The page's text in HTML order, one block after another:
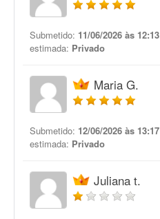
Submetido: 11/06/2026 às 12:13
estimada: Privado
Maria G.
Submetido: 12/06/2026 às 13:17
estimada: Privado
Juliana t.